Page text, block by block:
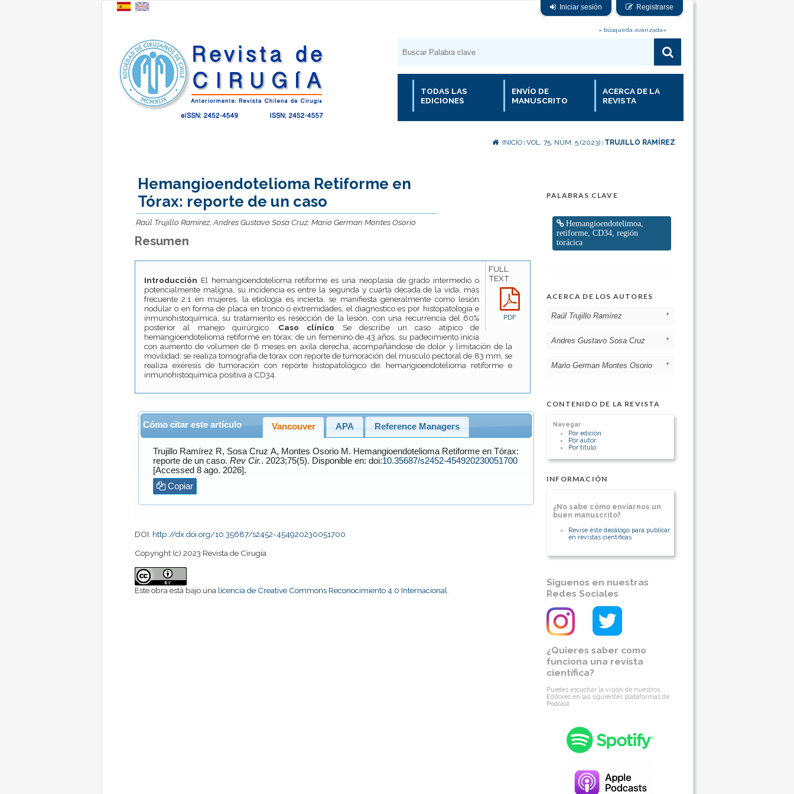
Iniciar sesión Registrarse
» búsqueda avanzada«
TODAS LAS
EDICIONES
ENVÍO DE
MANUSCRITO
ACERCA DE LA
REVISTA
INICIO VOL. 75, NÚM. 5 (2023) TRUJILLO RAMÍREZ
PALABRAS CLAVE
Hemangioendotelimoa,
retiforme, CD34, región
torácica
ACERCA DE LOS AUTORES
Raúl Trujillo Ramírez
Instituto Mexicano del Seguro Social
[Ver otros artículos de este autor]
Andres Gustavo Sosa Cruz
Instituto Mexicano del Seguro Social
Mario German Montes Osorio
CONTENIDO DE LA REVISTA
Navegar
Por edición
Por autor
Por título
INFORMACIÓN
¿No sabe cómo enviarnos un
buen manuscrito?
Revise éste decálogo para publicar
en revistas científicas
Síguenos en nuestras
Redes Sociales
¿Quieres saber como
funciona una revista
científica?
Puedes escuchar la visión de nuestros
Editores en las siguientes plataformas de
Podcast
Hemangioendotelioma Retiforme en
Tórax: reporte de un caso
Raúl Trujillo Ramírez, Andres Gustavo Sosa Cruz, Mario German Montes Osorio
Resumen
FULL
TEXT
PDF
Introducción El hemangioendotelioma retiforme es una neoplasia de grado intermedio o
potencialmente maligna, su incidencia es entre la segunda y cuarta década de la vida, más
frecuente 2:1 en mujeres, la etiología es incierta, se manifiesta generalmente como lesión
nodular o en forma de placa en tronco o extremidades, el diagnostico es por histopatología e
inmunohistoquímica, su tratamiento es resección de la lesión, con una recurrencia del 60%
posterior al manejo quirúrgico.
Caso clínico Se describe un caso atípico de
hemangioendotelioma retiforme en tórax; de un femenino de 43 años, su padecimiento inicia
con aumento de volumen de 6 meses en axila derecha, acompañándose de dolor y limitación de la
movilidad; se realiza tomografía de tórax con reporte de tumoración del musculo pectoral de 83 mm, se
realiza exéresis de tumoración con reporte histopatológico de: hemangioendotelioma retiforme e
inmunohistoquímica positiva a CD34.
Cómo citar este artículo Vancouver APA Reference Managers
Trujillo Ramírez R, Sosa Cruz A, Montes OsorioM. Hemangioendotelioma Retiforme en Tórax:
reporte de un caso. Rev Cir. . 2023;75(5). Disponible en: doi:10.35687/s2452-454920230051700
[Accessed 8 ago. 2026].
Copiar
DOI: http://dx.doi.org/10.35687/s2452-454920230051700
Copyright (c) 2023 Revista de Cirugía
Este obra está bajo una licencia de Creative Commons Reconocimiento 4.0 Internacional.